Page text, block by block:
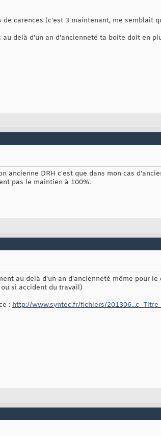
de carences (c'est 3 maintenant, me
au delà d'un an d'ancienneté ta boite doit en
ancienne DRH c'est que dans mon cas
pas le maintien à 100%.
au delà d'un an d'ancienneté même pour
si accident du travail)
: http://www.syntec.fr/fichiers/